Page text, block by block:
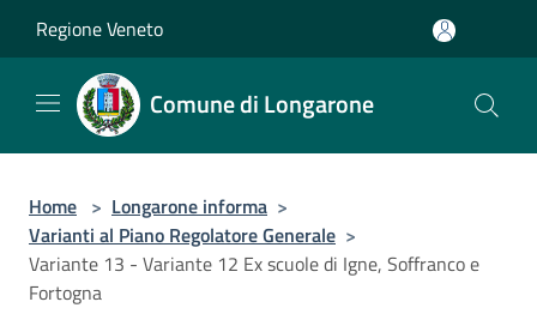
Regione Veneto
Comune di Longarone
Home > Longarone informa >
Varianti al Piano Regolatore Generale >
Variante 13 - Variante 12 Ex scuole di Igne, Soffranco e
Fortogna